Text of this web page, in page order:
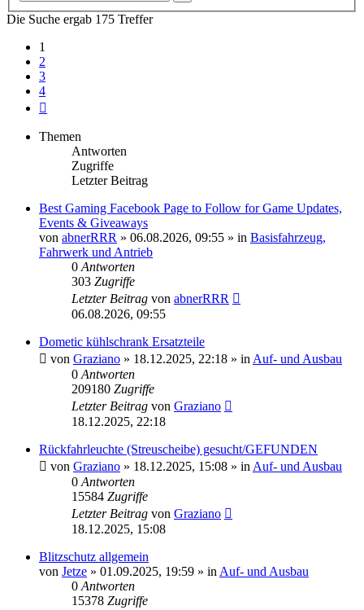
Die Suche ergab 175 Treffer
1
2
3
4
Themen
Antworten
Zugriffe
Letzter Beitrag
Best Gaming Facebook Page to Follow for Game Updates,
Events & Giveaways
von abnerRRR » 06.08.2026, 09:55 » in Basisfahrzeug,
Fahrwerk und Antrieb
0Antworten
303 Zugriffe
Letzter Beitrag von abnerRRR
06.08.2026, 09:55
Dometic kühlschrank Ersatzteile
von Graziano » 18.12.2025, 22:18 » inAuf- und Ausbau
0Antworten
209180 Zugriffe
Letzter Beitrag von Graziano
18.12.2025, 22:18
Rückfahrleuchte (Streuscheibe) gesucht/GEFUNDEN
von Graziano » 18.12.2025, 15:08 » inAuf- und Ausbau
0Antworten
15584 Zugriffe
Letzter Beitrag von Graziano
18.12.2025, 15:08
Blitzschutz allgemein
von Jetze » 01.09.2025, 19:59 » inAuf- und Ausbau
0Antworten
15378 Zugriffe